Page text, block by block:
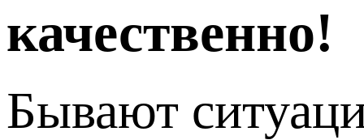
качественно!
Бывают